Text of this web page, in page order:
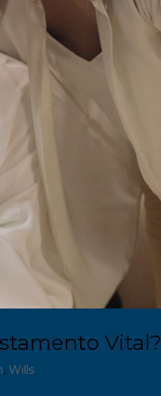
Vital?
,Wills